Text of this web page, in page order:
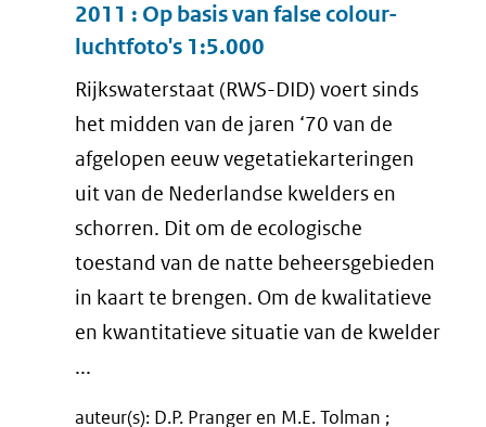
2011 : Op basis van false colour-
luchtfoto's 1:5.000
Rijkswaterstaat (RWS-DID) voert sinds
het midden van de jaren ‘70 van de
afgelopen eeuw vegetatiekarteringen
uit van de Nederlandse kwelders en
schorren. Dit om de ecologische
toestand van de natte beheersgebieden
in kaart te brengen. Om de kwalitatieve
en kwantitatieve situatie van de kwelder
...
auteur(s): D.P. Pranger en M.E. Tolman ;